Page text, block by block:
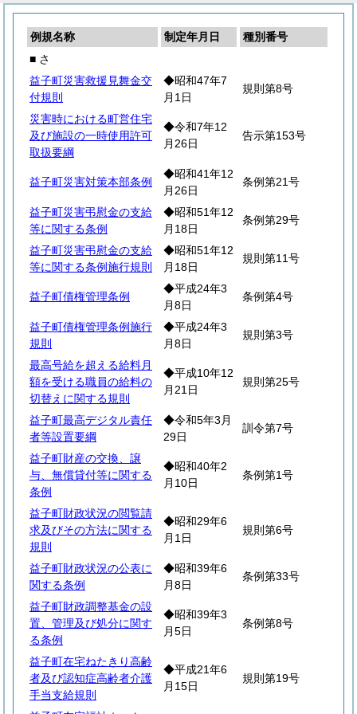
例規名称 制定年月日
種別番号
■ さ
益子町災害救援見舞金交
付規則
◆昭和47年7
月1日
規則第8号
災害時における町営住宅
及び施設の一時使用許可
取扱要綱
◆令和7年12
月26日
告示第153号
益子町災害対策本部条例
◆昭和41年12
月26日
条例第21号
益子町災害弔慰金の支給
等に関する条例
◆昭和51年12
月18日
条例第29号
益子町災害弔慰金の支給
等に関する条例施行規則
◆昭和51年12
月18日
規則第11号
益子町債権管理条例
◆平成24年3
月8日
条例第4号
益子町債権管理条例施行
規則
◆平成24年3
月8日
規則第3号
最高号給を超える給料月
額を受ける職員の給料の
切替えに関する規則
◆平成10年12
月21日
規則第25号
益子町最高デジタル責任
者等設置要綱
◆令和5年3月
29日
訓令第7号
益子町財産の交換、譲
与、無償貸付等に関する
条例
◆昭和40年2
月10日
条例第1号
益子町財政状況の閲覧請
求及びその方法に関する
規則
◆昭和29年6
月1日
規則第6号
益子町財政状況の公表に
関する条例
◆昭和39年6
月8日
条例第33号
益子町財政調整基金の設
置、管理及び処分に関す
る条例
◆昭和39年3
月5日
条例第8号
益子町在宅ねたきり高齢
者及び認知症高齢者介護
手当支給規則
◆平成21年6
月15日
規則第19号